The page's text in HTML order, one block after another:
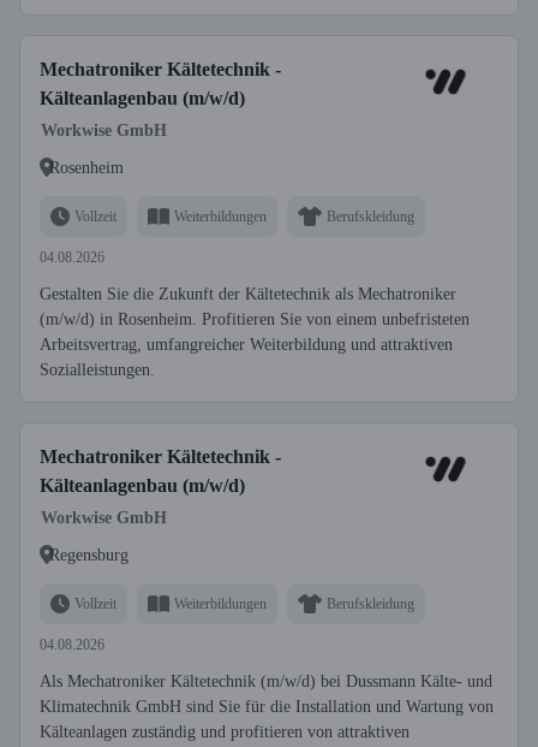
Mechatroniker Kältetechnik -
Kälteanlagenbau (m/w/d)
Workwise GmbH
Rosenheim
Vollzeit Weiterbildungen Berufskleidung
04.08.2026
Gestalten Sie die Zukunft der Kältetechnik als Mechatroniker
(m/w/d) in Rosenheim. Profitieren Sie von einem unbefristeten
Arbeitsvertrag, umfangreicher Weiterbildung und attraktiven
Sozialleistungen.
Mechatroniker Kältetechnik -
Kälteanlagenbau (m/w/d)
Workwise GmbH
Regensburg
Vollzeit Weiterbildungen Berufskleidung
04.08.2026
Als Mechatroniker Kältetechnik (m/w/d) bei Dussmann Kälte- und
Klimatechnik GmbH sind Sie für die Installation und Wartung von
Kälteanlagen zuständig und profitieren von attraktiven